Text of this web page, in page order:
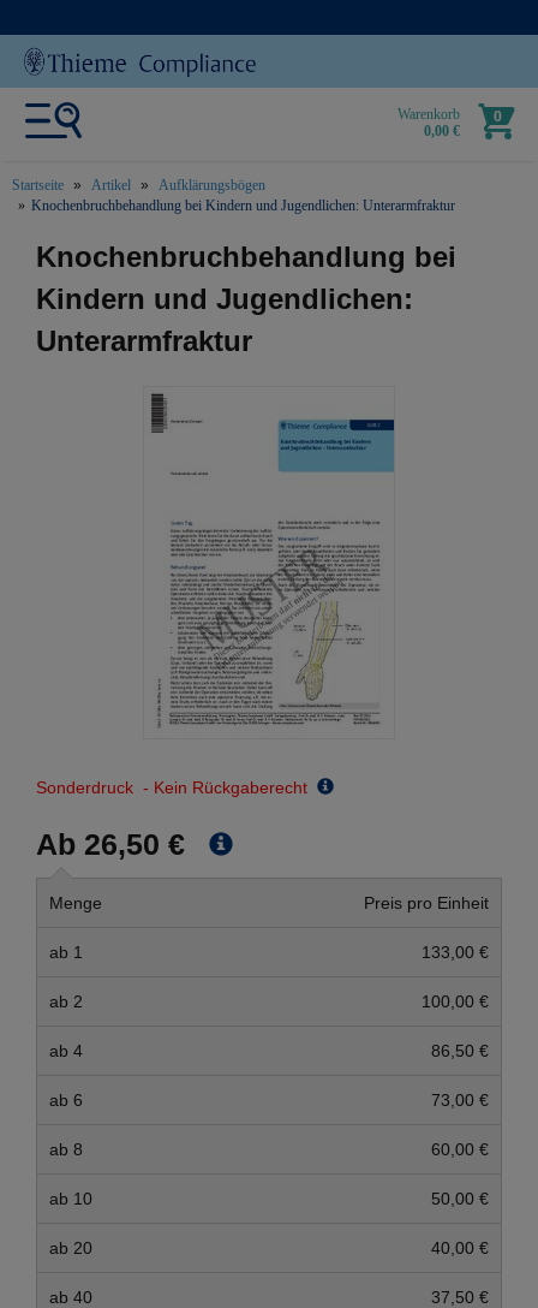
Warenkorb
0,00 €
0
Startseite Artikel
Aufklärungsbögen
Knochenbruchbehandlung bei Kindern und Jugendlichen: Unterarmfraktur
text.skipToContent
text.skipToNavigation
Knochenbruchbehandlung bei
Kindern und Jugendlichen:
Unterarmfraktur
Sonderdruck - Kein Rückgaberecht
Ab 26,50 €
Menge Preis pro Einheit
ab 1 133,00 €
ab 2 100,00 €
ab 4 86,50 €
ab 6 73,00 €
ab 8 60,00 €
ab 10 50,00 €
ab 20 40,00 €
ab 40 37,50 €